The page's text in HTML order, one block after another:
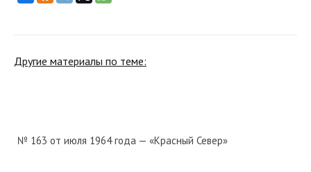
Другие материалы по теме:
№ 163 от июля 1964 года — «Красный Север»